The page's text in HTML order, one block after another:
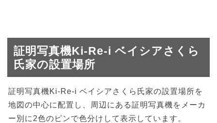
証明写真機Ki-Re-i ベイシアさくら
氏家の設置場所
証明写真機Ki-Re-i ベイシアさくら氏家の設置場所を
地図の中心に配置し、周辺にある証明写真機をメーカ
ー別に2色のピンで色分けして表示しています。